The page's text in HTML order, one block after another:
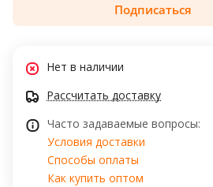
Подписаться
Нет в наличии
Рассчитать доставку
Часто задаваемые вопросы:
Условия доставки
Способы оплаты
Как купить оптом